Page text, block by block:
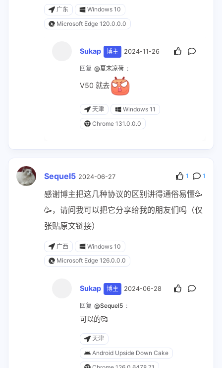
广东
Windows 10
Microsoft Edge 120.0.0.0
Sukap 博主 2024-11-26
回复 @夏末凉荷 :
V50 就去
天津
Windows 11
Chrome 131.0.0.0
Sequel5 2024-06-27 1 1
感谢博主把这几种协议的区别讲得通俗易懂🥳
🥳，请问我可以把它分享给我的朋友们吗（仅
张贴原文链接）
广西
Windows 10
Microsoft Edge 126.0.0.0
Sukap 博主 2024-06-28
回复 @Sequel5 :
可以的🥰
天津
Android Upside Down Cake